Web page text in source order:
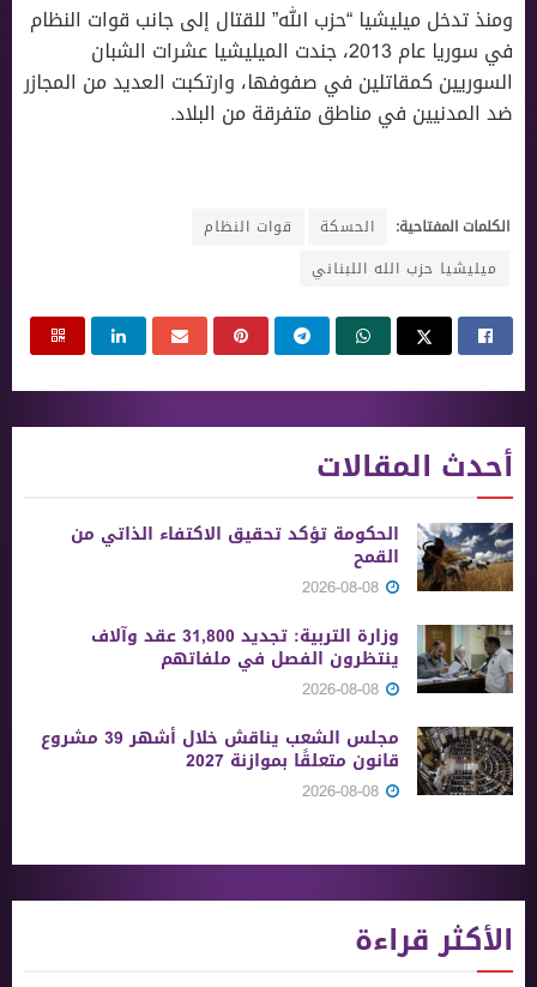
ومنذ تدخل ميليشيا “حزب الله” للقتال إلى جانب قوات النظام
في سوريا عام 2013، جندت الميليشيا عشرات الشبان
السوريين كمقاتلين في صفوفها، وارتكبت العديد من المجازر
ضد المدنيين في مناطق متفرقة من البلاد.
الكلمات المفتاحية: الحسكة
قوات النظام
ميليشيا حزب الله اللبناني
أحدث المقالات
الحكومة تؤكد تحقيق الاكتفاء الذاتي من
القمح
وزارة التربية: تجديد 31,800 عقد وآلاف
ينتظرون الفصل في ملفاتهم
مجلس الشعب يناقش خلال أشهر 39 مشروع
قانون متعلقًا بموازنة 2027
الأكثر قراءة